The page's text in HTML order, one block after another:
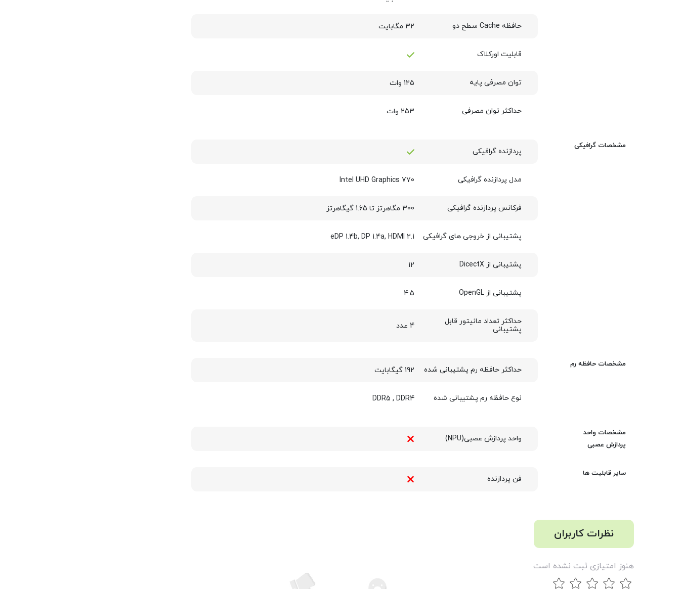
حافظه Cache سطح دو 32 مگابایت
قابلیت اورکلاک
توان مصرفی پایه 125 وات
حداکثر توان مصرفی 253 وات
مشخصات گرافیکی
پردازنده گرافیکی
مدل پردازنده گرافیکی Intel UHD Graphics 770
فرکانس پردازنده گرافیکی 300 مگاهرتز تا 1.65 گیگاهرتز
پشتیبانی از خروجی های گرافیکی eDP 1.4b, DP 1.4a, HDMI 2.1
پشتیبانی از DicectX 12
پشتیبانی از OpenGL 4.5
حداکثر تعداد مانیتور قابل
پشتیبانی
4 عدد
مشخصات حافظه رم
حداکثر حافظه رم پشتیبانی شده 192 گیگابایت
نوع حافظه رم پشتیبانی شده DDR4
,
DDR5
مشخصات واحد
پردازش عصبی
واحد پردازش عصبی(NPU)
سایر قابلیت ها
فن پردازنده
نظرات کاربران
هنوز امتیازی ثبت نشده است